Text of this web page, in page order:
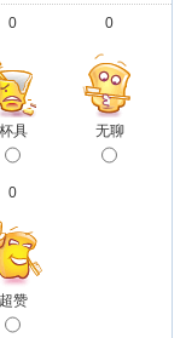
0
杯具
0
无聊
0
超赞